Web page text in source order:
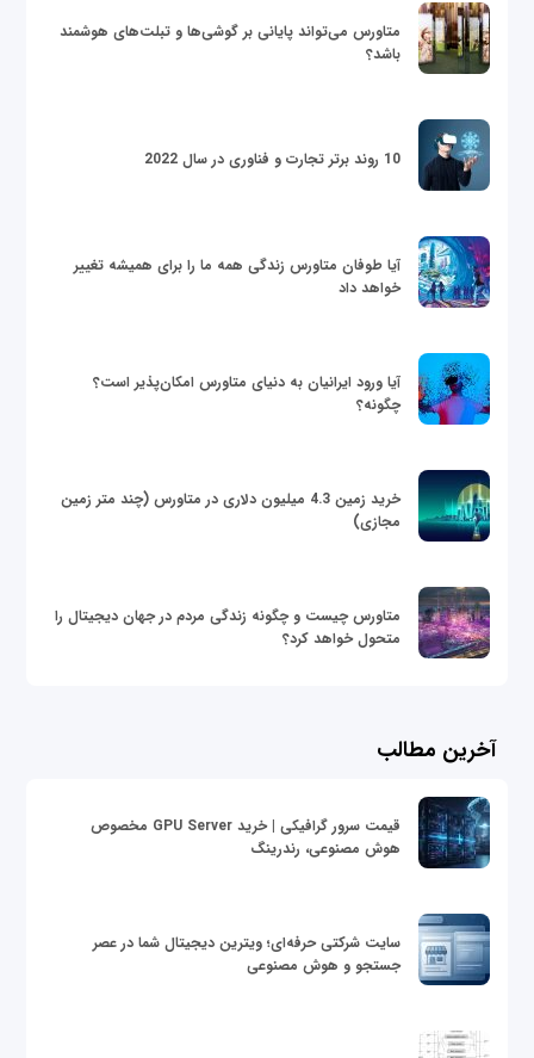
متاورس می‌تواند پایانی بر گوشی‌ها و تبلت‌های هوشمند
باشد؟
10 روند برتر تجارت و فناوری در سال 2022
آیا طوفان متاورس زندگی همه ما را برای همیشه تغییر
خواهد داد
آیا ورود ایرانیان به دنیای متاورس امکان‌پذیر است؟
چگونه؟
خرید زمین 4.3 میلیون دلاری در متاورس (چند متر زمین
مجازی)
متاورس چیست و چگونه زندگی مردم در جهان دیجیتال را
متحول خواهد کرد؟
آخرین مطالب
قیمت سرور گرافیکی | خرید GPU Server مخصوص
هوش مصنوعی، رندرینگ
سایت شرکتی حرفه‌ای؛ ویترین دیجیتال شما در عصر
جستجو و هوش مصنوعی